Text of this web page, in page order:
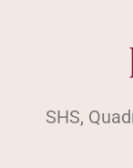
SHS,